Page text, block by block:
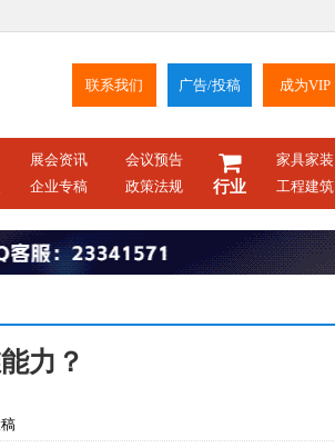
联系我们 广告/投稿 成为VIP
展会资讯
会议预告
企业专稿
政策法规 行业
家具家装
工程建筑
力？